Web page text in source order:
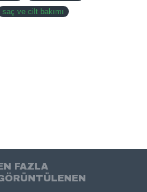
saç ve cilt bakımı
FAZLA